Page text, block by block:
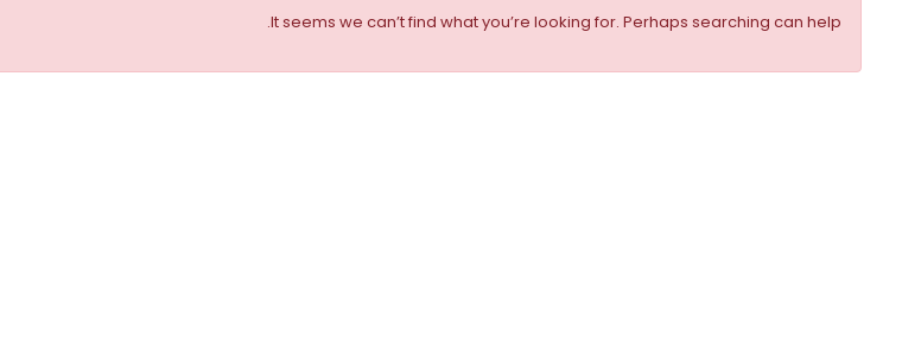
It seems we can’t find what you’re looking for. Perhaps searching can help.